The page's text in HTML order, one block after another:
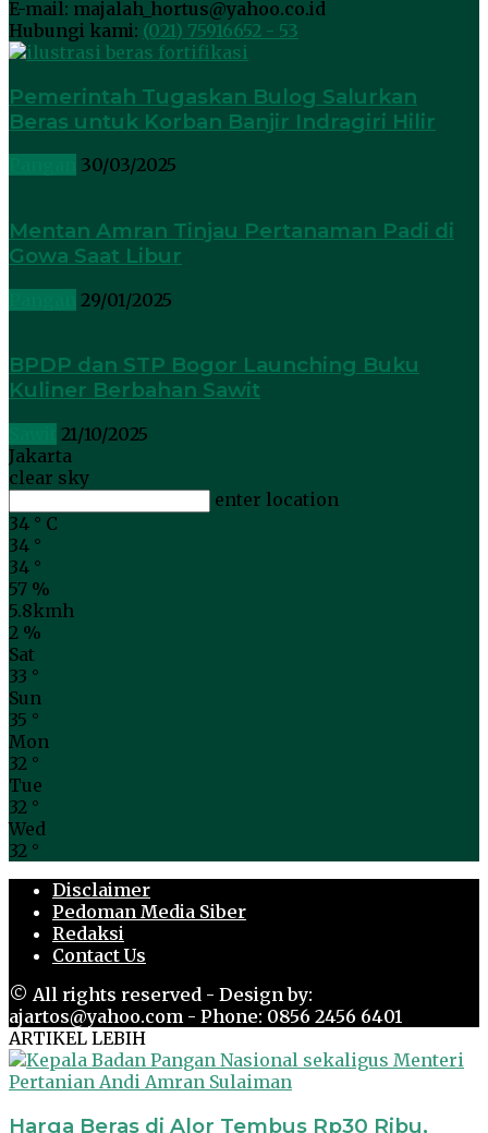
E-mail: majalah_hortus@yahoo.co.id
Hubungi kami: (021) 75916652 - 53
Pemerintah Tugaskan Bulog Salurkan
Beras untuk Korban Banjir Indragiri Hilir
30/03/2025
Mentan Amran Tinjau Pertanaman Padi di
Gowa Saat Libur
29/01/2025
BPDP dan STP Bogor Launching Buku
Kuliner Berbahan Sawit
21/10/2025
Jakarta
clear sky
enter location
34 ° C
34 °
34 °
57 %
5.8kmh
2 %
Sat
33 °
Sun
35 °
Mon
32 °
Tue
32 °
Wed
32 °
Disclaimer
Pedoman Media Siber
Redaksi
Contact Us
© All rights reserved - Design by:
ajartos@yahoo.com - Phone: 0856 2456 6401
ARTIKEL LEBIH
Harga Beras di Alor Tembus Rp30 Ribu,